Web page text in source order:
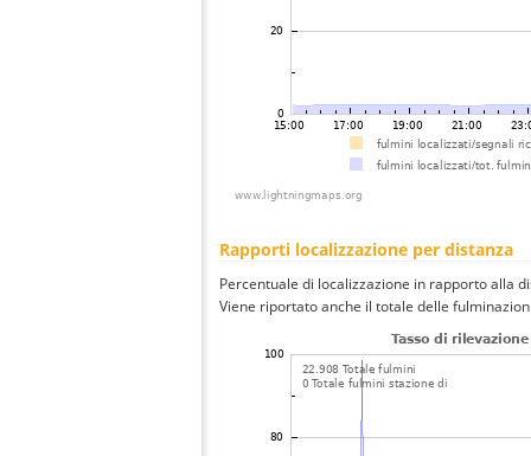
Rapporti localizzazione per distanza
Percentuale di localizzazione in rapporto alla
Viene riportato anche il totale delle